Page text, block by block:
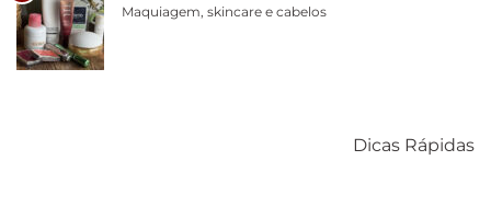
Maquiagem, skincare e cabelos
Dicas Rápidas
diários
cabelos